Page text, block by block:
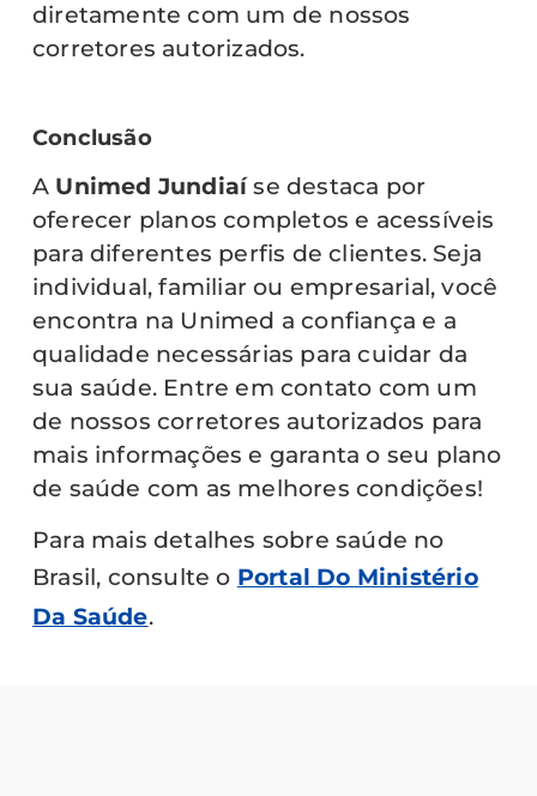
diretamente com um de nossos
corretores autorizados.
Conclusão
A Unimed Jundiaíse destaca por
oferecer planos completos e acessíveis
para diferentes perfis de clientes. Seja
individual, familiar ou empresarial, você
encontra na Unimed a confiança e a
qualidade necessárias para cuidar da
sua saúde. Entre em contato com um
de nossos corretores autorizados para
mais informações e garanta o seu plano
de saúde com as melhores condições!
Para mais detalhes sobre saúde no
Brasil, consulte o Portal Do Ministério
Da Saúde.